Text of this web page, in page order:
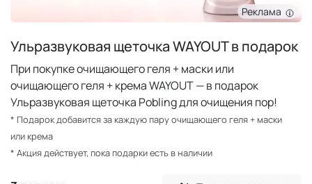
Реклама
Ульразвуковая щеточка WAYOUT в подарок
При покупке очищающего геля + маски или
очищающего геля + крема WAYOUT — в подарок
Ульразвуковая щеточка Pobling для очищения пор!
* Подарок добавится за каждую пару очищающего геля + маски
или крема
* Акция действует, пока подарки есть в наличии